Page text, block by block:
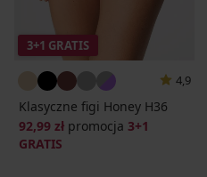
3+1 GRATIS
4,9
Klasyczne figi Honey H36
92,99 zł promocja 3+1
GRATIS